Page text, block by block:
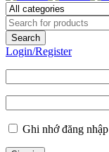
Login/Register
Ghi nhớ đăng nhập